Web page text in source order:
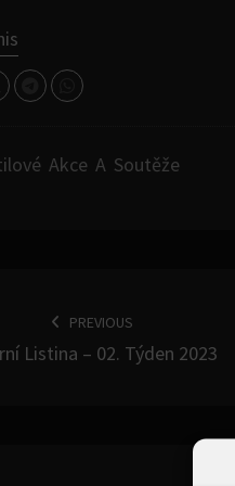
Akce A Soutěže
PREVIOUS
Listina – 02. Týden 2023